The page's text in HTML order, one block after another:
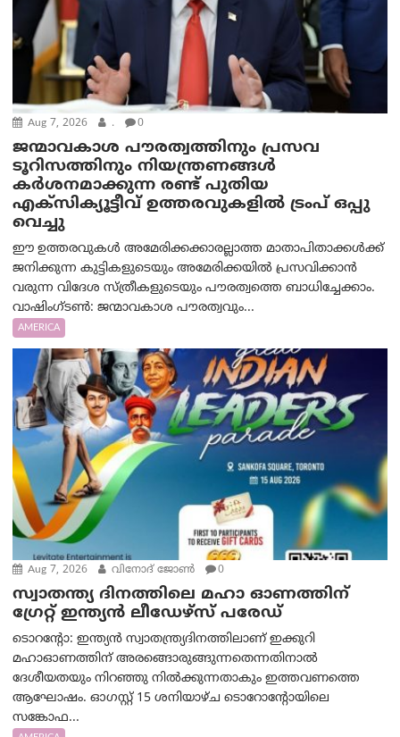
Aug 7, 2026 . 0
ജന്മാവകാശ പൗരത്വത്തിനും പ്രസവ
ടൂറിസത്തിനും നിയന്ത്രണങ്ങൾ
കർശനമാക്കുന്ന രണ്ട് പുതിയ
എക്സിക്യൂട്ടീവ് ഉത്തരവുകളിൽ ട്രംപ് ഒപ്പു
വെച്ചു
ഈ ഉത്തരവുകൾ അമേരിക്കക്കാരല്ലാത്ത മാതാപിതാക്കൾക്ക്
ജനിക്കുന്ന കുട്ടികളുടെയും അമേരിക്കയിൽ പ്രസവിക്കാൻ
വരുന്ന വിദേശ സ്ത്രീകളുടെയും പൗരത്വത്തെ ബാധിച്ചേക്കാം.
വാഷിംഗ്ടണ്‍: ജന്മാവകാശ പൗരത്വവും...
AMERICA
Aug 7, 2026 വിനോദ് ജോൺ 0
സ്വാതന്ത്യ ദിനത്തിലെ മഹാ ഓണത്തിന്
ഗ്രേറ്റ് ഇന്ത്യൻ ലീഡേഴ്സ് പരേഡ്
ടൊറന്റോ: ഇന്ത്യൻ സ്വാതന്ത്ര്യദിനത്തിലാണ് ഇക്കുറി
മഹാഓണത്തിന് അരങ്ങൊരുങ്ങുന്നതെന്നതിനാൽ
ദേശീയതയും നിറഞ്ഞു നിൽക്കുന്നതാകും ഇത്തവണത്തെ
ആഘോഷം. ഓഗസ്റ്റ് 15 ശനിയാഴ്ച ടൊറോന്റോയിലെ
സങ്കോഫ...